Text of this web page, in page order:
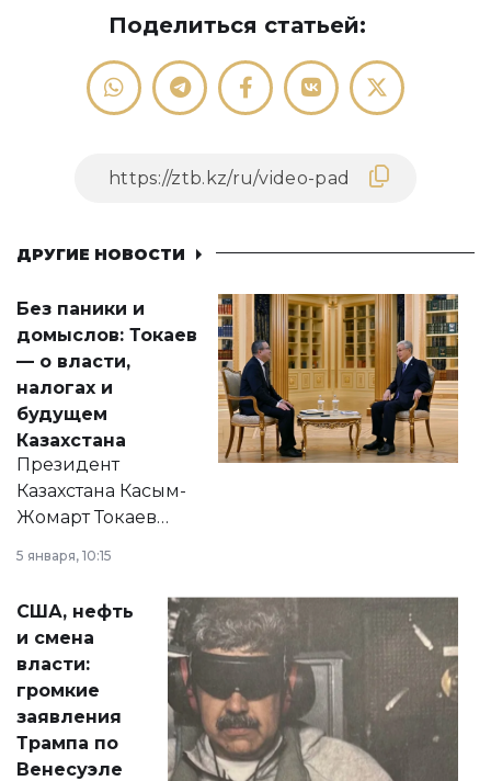
Поделиться статьей:
ДРУГИЕ НОВОСТИ
Без паники и
домыслов: Токаев
— о власти,
налогах и
будущем
Казахстана
Президент
Казахстана Касым-
Жомарт Токаев
сразу несколько
актуальных тем —
от слухов о
политических
реформах до
вопросов армии,
экономики и
личного здоровья.
5 января, 10:15
США, нефть
и смена
власти:
громкие
заявления
Трампа по
Венесуэле